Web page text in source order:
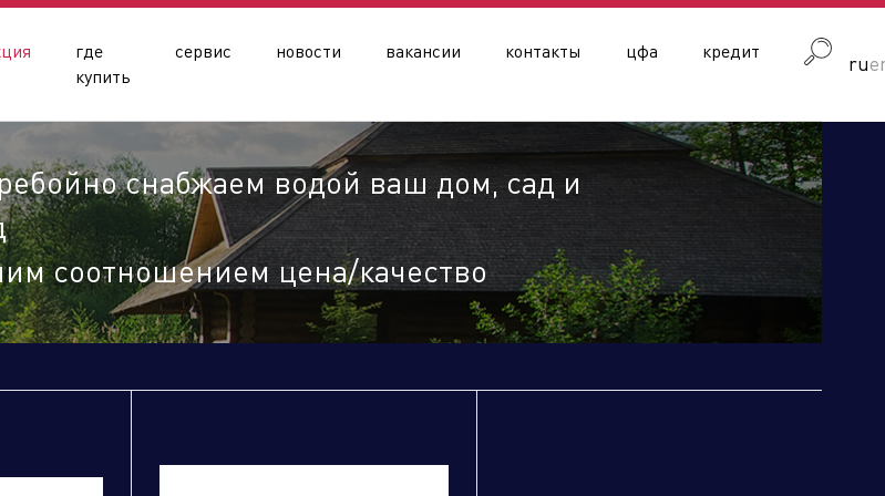
где
купить
сервис новости вакансии контакты цфа кредит ru
снабжаем водой ваш дом, сад и
соотношением цена/качество